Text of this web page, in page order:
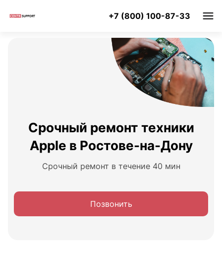
+7 (800) 100-87-33
Срочный ремонт техники
Apple в Ростове-на-Дону
Срочный ремонт в течение 40 мин
Позвонить